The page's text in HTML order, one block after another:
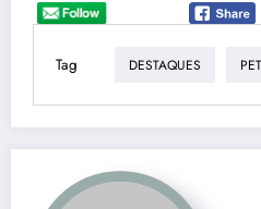
Tag DESTAQUES